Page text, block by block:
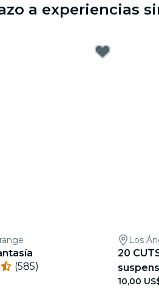
a experiencias
(585)
Los
20
mundo
10,00